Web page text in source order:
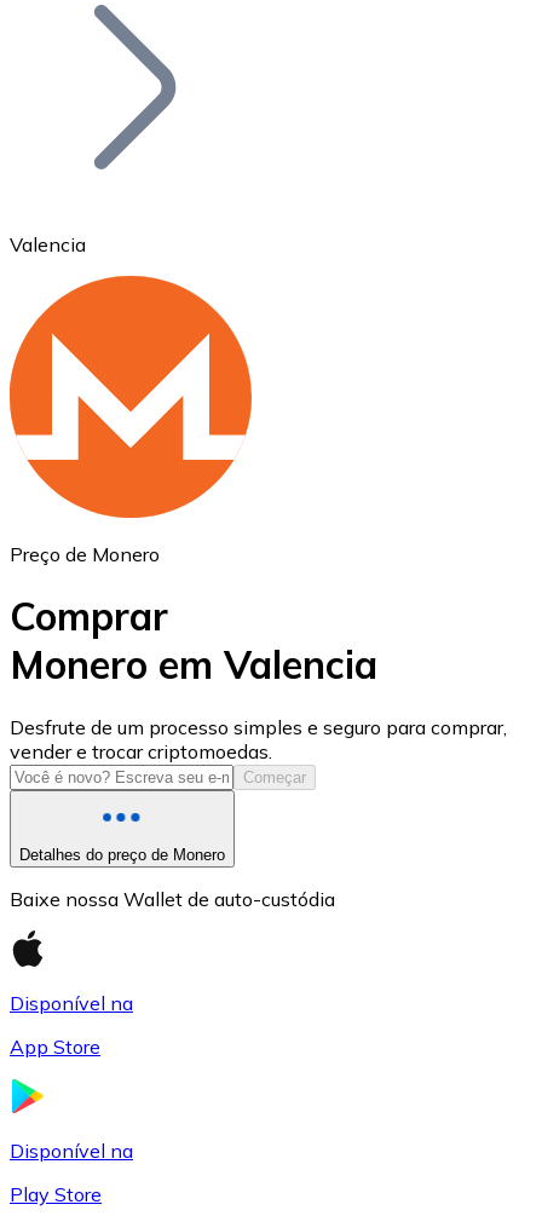
Bitcoin
Ethereum
ETH
USD Coin
USDC
Valencia
Preço de Monero
Comprar
Monero em Valencia
Desfrute de um processo simples e seguro para comprar,
vender e trocar criptomoedas.
Começar
Detalhes do preço de Monero
Baixe nossa Wallet de auto-custódia
Disponível na
App Store
Disponível na
Play Store